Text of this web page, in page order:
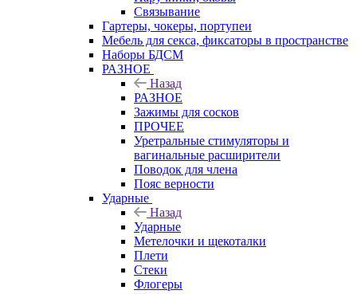
Связывание
Гартеры, чокеры, портупеи
Мебель для секса, фиксаторы в пространстве
Наборы БДСМ
РАЗНОЕ
Назад
РАЗНОЕ
Зажимы для сосков
ПРОЧЕЕ
Уретральные стимуляторы и
вагинальные расширители
Поводок для члена
Пояс верности
Ударные
Назад
Ударные
Метелочки и щекоталки
Плети
Стеки
Флогеры